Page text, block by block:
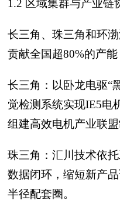
1.2 区域集群与产业链
长三角、珠三角和环
贡献全国超80%的产能
长三角：以卧龙电驱“
觉检测系统实现IE5电
组建高效电机产业联盟
珠三角：汇川技术依
数据闭环，缩短新产
半径配套圈。